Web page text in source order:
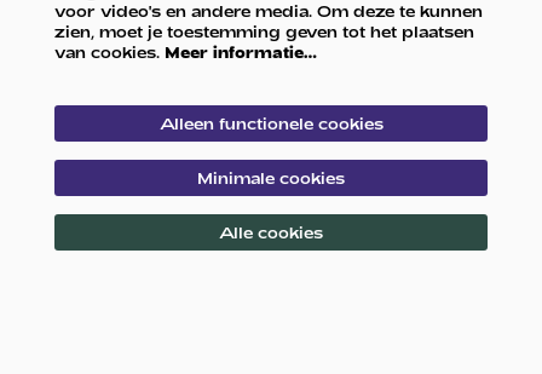
voor video's en andere media. Om deze te kunnen
zien, moet je toestemming geven tot het plaatsen
van cookies. Meer informatie…
Alleen functionele cookies
Minimale cookies
Alle cookies